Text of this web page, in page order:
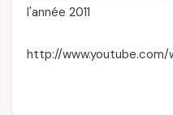
l'année 2011
http://www.youtube.com/